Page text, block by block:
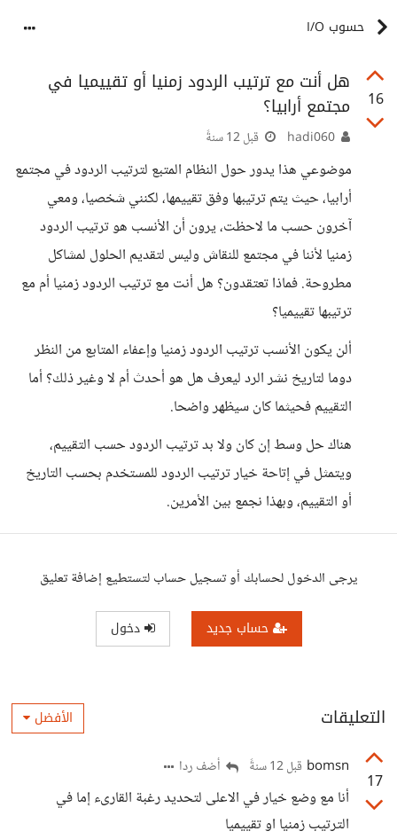
حسوب I/O
16
هل أنت مع ترتيب الردود زمنيا أو تقييميا في
مجتمع أرابيا؟
قبل 12 سنةً
موضوعي هذا يدور حول النظام المتبع لترتيب الردود في مجتمع
أرابيا، حيث يتم ترتيبها وفق تقييمها، لكنني شخصيا، ومعي
آخرون حسب ما لاحظت، يرون أن الأنسب هو ترتيب الردود
زمنيا لأننا في مجتمع للنقاش وليس لتقديم الحلول لمشاكل
مطروحة. فماذا تعتقدون؟ هل أنت مع ترتيب الردود زمنيا أم مع
ترتيبها تقييميا؟
ألن يكون الأنسب ترتيب الردود زمنيا وإعفاء المتابع من النظر
دوما لتاريخ نشر الرد ليعرف هل هو أحدث أم لا وغير ذلك؟ أما
التقييم فحيثما كان سيظهر واضحا.
هناك حل وسط إن كان ولا بد ترتيب الردود حسب التقييم،
ويتمثل في إتاحة خيار ترتيب الردود للمستخدم بحسب التاريخ
أو التقييم، وبهذا نجمع بين الأمرين.
يرجى الدخول لحسابك أو تسجيل حساب لتستطيع إضافة تعليق
حساب جديد دخول
التعليقات الأفضل
17
bomsn قبل 12 سنةً أضف ردا
أنا مع وضع خيار في الاعلى لتحديد رغبة القارىء إما في
الترتيب زمنيا او تقييميا